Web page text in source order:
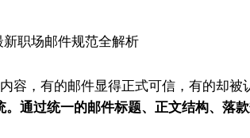
容，有的邮件显得正式可信，有的却被
通过统一的邮件标题、正文结构、落